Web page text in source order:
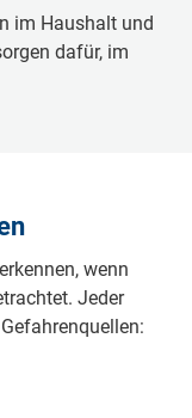
im Haushalt und
dafür, im
wenn
Jeder